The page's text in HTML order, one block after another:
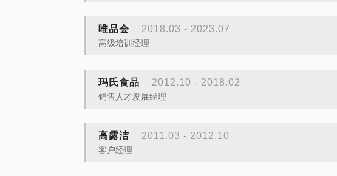
唯品会 2018.03 - 2023.07
高级培训经理
玛氏食品 2012.10 - 2018.02
销售人才发展经理
高露洁 2011.03 - 2012.10
客户经理